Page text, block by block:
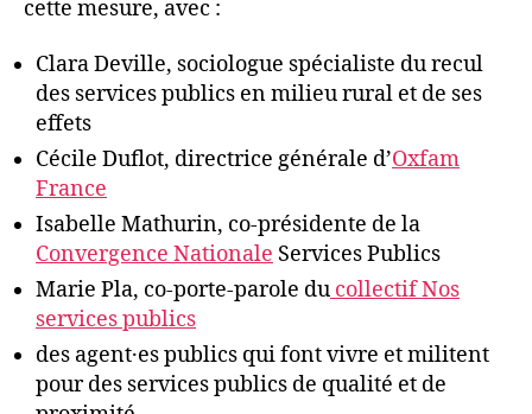
cette mesure, avec :
Clara Deville, sociologue spécialiste du recul
des services publics en milieu rural et de ses
effets
Cécile Duflot, directrice générale d’Oxfam
France
Isabelle Mathurin, co-présidente de la
Convergence Nationale Services Publics
Marie Pla, co-porte-parole du collectif Nos
services publics
des agent·es publics qui font vivre et militent
pour des services publics de qualité et de